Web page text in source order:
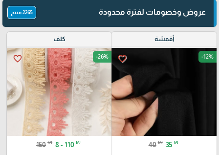
عروض وخصومات لفترة محدودة 2265 منتج
أقمشة
favorite_border -12%
40 ₪ 35 ₪
كلف
favorite_border -26%
150 ₪ 8 - 110 ₪